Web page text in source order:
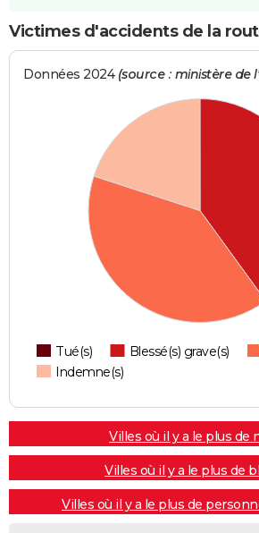
Victimes d'accidents de la
Données 2024 (source : ministère de
Tué(s) Blessé(s) grave(s)
Indemne(s)
Villes où il y a le plus de
Villes où il y a le plus de
Villes où il y a le plus de